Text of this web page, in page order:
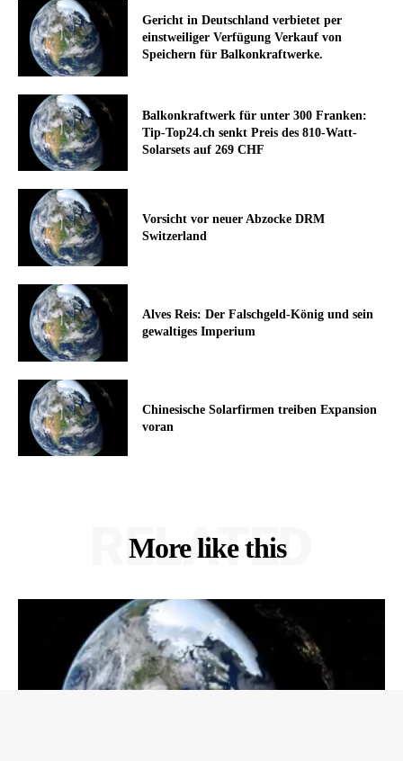
Gericht in Deutschland verbietet per
einstweiliger Verfügung Verkauf von
Speichern für Balkonkraftwerke.
Balkonkraftwerk für unter 300 Franken:
Tip-Top24.ch senkt Preis des 810-Watt-
Solarsets auf 269 CHF
Vorsicht vor neuer Abzocke DRM
Switzerland
Alves Reis: Der Falschgeld-König und sein
gewaltiges Imperium
Chinesische Solarfirmen treiben Expansion
voran
More like this
RELATED